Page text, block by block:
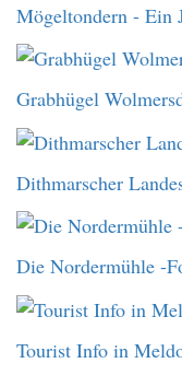
Mögeltondern - Ein
Grabhügel
Dithmarscher
Die Nordermühle -
Tourist Info in